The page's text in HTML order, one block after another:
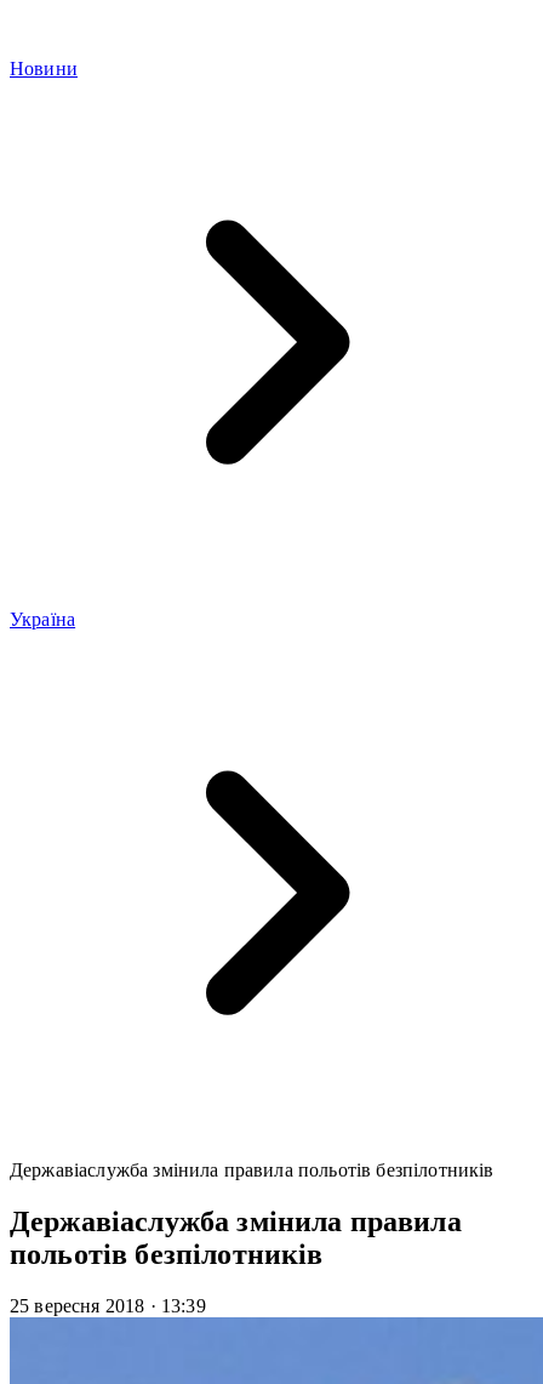
Новини
Україна
Державіаслужба змінила правила польотів безпілотників
Державіаслужба змінила правила
польотів безпілотників
25 вересня 2018 · 13:39